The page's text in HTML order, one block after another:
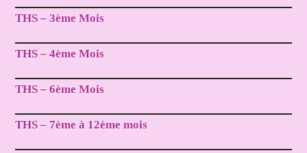
THS – 3ème Mois
THS – 4ème Mois
THS – 6ème Mois
THS – 7ème à 12ème mois